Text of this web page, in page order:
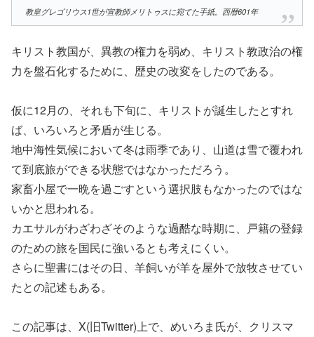
教皇グレゴリウス1世が宣教師メリトゥスに宛てた手紙。西暦601年
キリスト教国が、異教の権力を弱め、キリスト教政治の権
力を盤石化するために、歴史の改変をしたのである。
仮に12月の、それも下旬に、キリストが誕生したとすれ
ば、いろいろと矛盾が生じる。
地中海性気候において冬は雨季であり、山道は雪で覆われ
て到底旅ができる状態ではなかっただろう。
家畜小屋で一晩を過ごすという選択肢もなかったのではな
いかと思われる。
カエサルがわざわざそのような過酷な時期に、戸籍の登録
のための旅を国民に強いるとも考えにくい。
さらに聖書にはその日、羊飼いが羊を屋外で放牧させてい
たとの記述もある。
この記事は、X(旧Twitter)上で、めいろま氏が、クリスマ